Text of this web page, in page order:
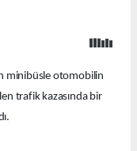
minibüsle otomobilin
trafik kazasında bir